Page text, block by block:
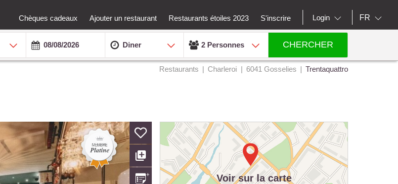
Chèques cadeaux Ajouter un restaurant Restaurants étoiles 2023 S'inscrire Login FR
Diner 2 Personnes CHERCHER
Restaurants Charleroi 6041 Gosselies Trentaquattro
Voir sur la carte